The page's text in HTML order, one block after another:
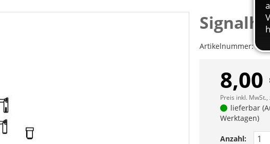
Artikelnummer:
8,00
Preis inkl. MwSt.,
lieferbar
Werktagen)
Anzahl: